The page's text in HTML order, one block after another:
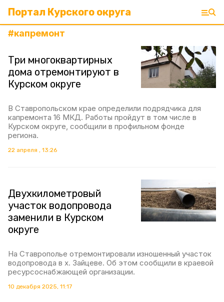
Портал Курского округа
#капремонт
Три многоквартирных
дома отремонтируют в
Курском округе
В Ставропольском крае определили подрядчика для
капремонта 16 МКД. Работы пройдут в том числе в
Курском округе, сообщили в профильном фонде
региона.
22 апреля , 13:26
Двухкилометровый
участок водопровода
заменили в Курском
округе
На Ставрополье отремонтировали изношенный участок
водопровода в х. Зайцеве. Об этом сообщили в краевой
ресурсоснабжающей организации.
10 декабря 2025, 11:17